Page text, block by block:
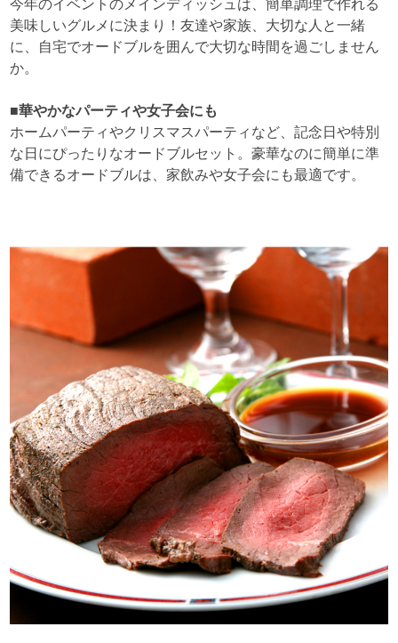
今年のイベントのメインディッシュは、簡単調理で作れる
美味しいグルメに決まり！友達や家族、大切な人と一緒
に、自宅でオードブルを囲んで大切な時間を過ごしません
か。
■華やかなパーティや女子会にも
ホームパーティやクリスマスパーティなど、記念日や特別
な日にぴったりなオードブルセット。豪華なのに簡単に準
備できるオードブルは、家飲みや女子会にも最適です。